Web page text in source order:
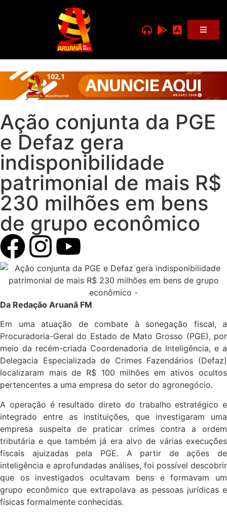
Ação conjunta da PGE
e Defaz gera
indisponibilidade
patrimonial de mais R$
230 milhões em bens
de grupo econômico
Da Redação Aruanã FM
Em uma atuação de combate à sonegação fiscal, a
Procuradoria-Geral do Estado de Mato Grosso (PGE), por
meio da recém-criada Coordenadoria de Inteligência, e a
Delegacia Especializada de Crimes Fazendários (Defaz)
localizaram mais de R$ 100 milhões em ativos ocultos
pertencentes a uma empresa do setor do agronegócio.
A operação é resultado direto do trabalho estratégico e
integrado entre as instituições, que investigaram uma
empresa suspeita de praticar crimes contra a ordem
tributária e que também já era alvo de várias execuções
fiscais ajuizadas pela PGE. A partir de ações de
inteligência e aprofundadas análises, foi possível descobrir
que os investigados ocultavam bens e formavam um
grupo econômico que extrapolava as pessoas jurídicas e
físicas formalmente conhecidas.